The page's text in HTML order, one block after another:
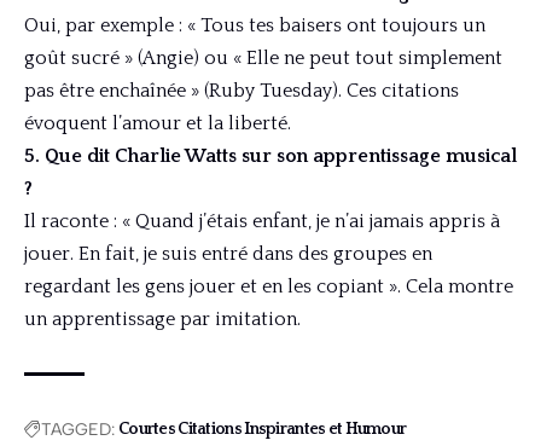
Oui, par exemple : « Tous tes baisers ont toujours un
goût sucré » (Angie) ou « Elle ne peut tout simplement
pas être enchaînée » (Ruby Tuesday). Ces citations
évoquent l’amour et la liberté.
5. Que dit Charlie Watts sur son apprentissage musical
?
Il raconte : « Quand j’étais enfant, je n’ai jamais appris à
jouer. En fait, je suis entré dans des groupes en
regardant les gens jouer et en les copiant ». Cela montre
un apprentissage par imitation.
TAGGED: Courtes Citations Inspirantes et Humour